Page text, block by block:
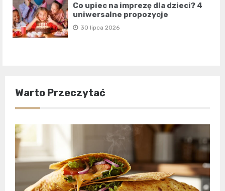
Co upiec na imprezę dla dzieci? 4
uniwersalne propozycje
30 lipca 2026
Warto Przeczytać